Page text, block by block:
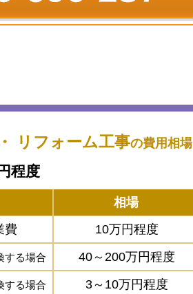
リフォーム工事の費用相場
程度
相場
費
10万円程度
する場合
40～200万円程度
する場合
3～10万円程度